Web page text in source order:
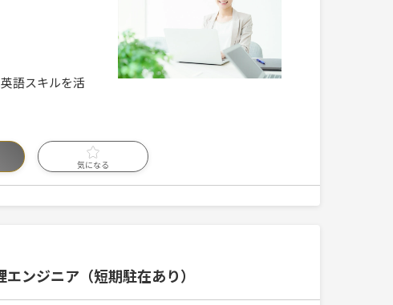
語スキルを活
気になる
ンジニア（短期駐在あり）